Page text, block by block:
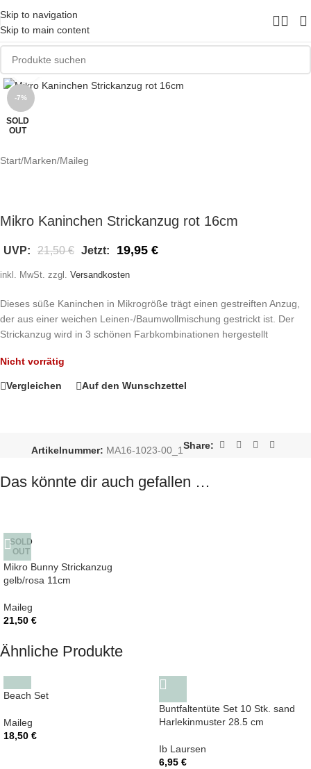
Skip to navigation
Skip to main content
-7%
SOLD
OUT
Start/Marken/Maileg
Mikro Kaninchen Strickanzug rot 16cm
UVP: 21,50€ Jetzt: 19,95 €
inkl. MwSt. zzgl. Versandkosten
Dieses süße Kaninchen in Mikrogröße trägt einen gestreiften Anzug,
der aus einer weichen Leinen-/Baumwollmischung gestrickt ist. Der
Strickanzug wird in 3 schönen Farbkombinationen hergestellt
Nicht vorrätig
Vergleichen Auf den Wunschzettel
Artikelnummer: MA16-1023-00_1Share:
Das könnte dir auch gefallen …
SOLD
OUT
Mikro Bunny Strickanzug
gelb/rosa 11cm
Maileg
21,50 €
Ähnliche Produkte
Beach Set
Maileg
18,50 €
Buntfaltentüte Set 10 Stk. sand
Harlekinmuster 28.5 cm
Ib Laursen
6,95 €